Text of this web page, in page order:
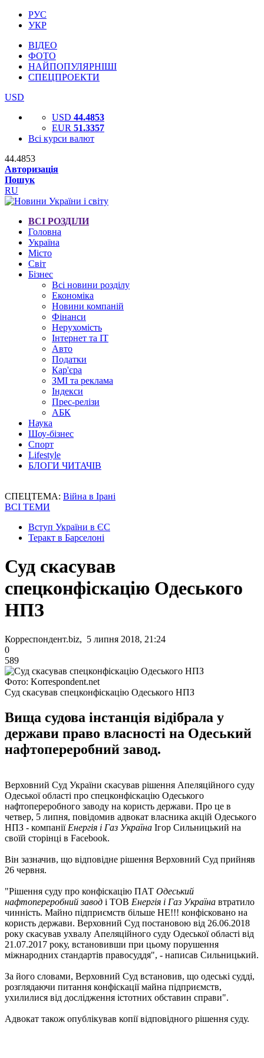
РУС
УКР
ВІДЕО
ФОТО
НАЙПОПУЛЯРНІШІ
СПЕЦПРОЕКТИ
USD
USD 44.4853
EUR 51.3357
Всі курси валют
44.4853
Авторизація
Пошук
RU
ВСІ РОЗДІЛИ
Головна
Україна
Місто
Світ
Бізнес
Всі новини розділу
Економіка
Новини компаній
Фінанси
Нерухомість
Інтернет та IT
Авто
Податки
Кар'єра
ЗМІ та реклама
Індекси
Прес-релізи
АБК
Наука
Шоу-бізнес
Спорт
Lifestyle
БЛОГИ ЧИТАЧІВ
СПЕЦТЕМА: Війна в Ірані
ВСІ ТЕМИ
Вступ України в ЄС
Теракт в Барселоні
Суд скасував
спецконфіскацію Одеського
НПЗ
Корреспондент.biz, 5 липня 2018, 21:24
0
589
Фото: Korrespondent.net
Суд скасував спецконфіскацію Одеського НПЗ
Вища судова інстанція відібрала у
держави право власності на Одеський
нафтопереробний завод.
Верховний Суд України скасував рішення Апеляційного суду
Одеської області про спецконфіскацію Одеського
нафтопереробного заводу на користь держави. Про це в
четвер, 5 липня, повідомив адвокат власника акцій Одеського
НПЗ - компаніїЕнергія і Газ Україна Ігор Сильницький на
своїй сторінці в Facebook.
Він зазначив, що відповідне рішення Верховний Суд прийняв
26 червня.
"Рішення суду про конфіскацію ПАТ Одеський
нафтопереробний завод і ТОВ Енергія і Газ Україна втратило
чинність. Майно підприємств більше НЕ!!! конфісковано на
користь держави. Верховний Суд постановою від 26.06.2018
року скасував ухвалу Апеляційного суду Одеської області від
21.07.2017 року, встановивши при цьому порушення
міжнародних стандартів правосуддя", - написав Сильницький.
За його словами, Верховний Суд встановив, що одеські судді,
розглядаючи питання конфіскації майна підприємств,
ухилилися від дослідження істотних обставин справи".
Адвокат також опублікував копії відповідного рішення суду.